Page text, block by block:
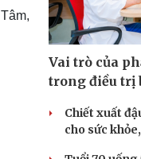
nhân
cộng đồng
Vai trò của
trong điều trị
Chiết xuất
cho sức